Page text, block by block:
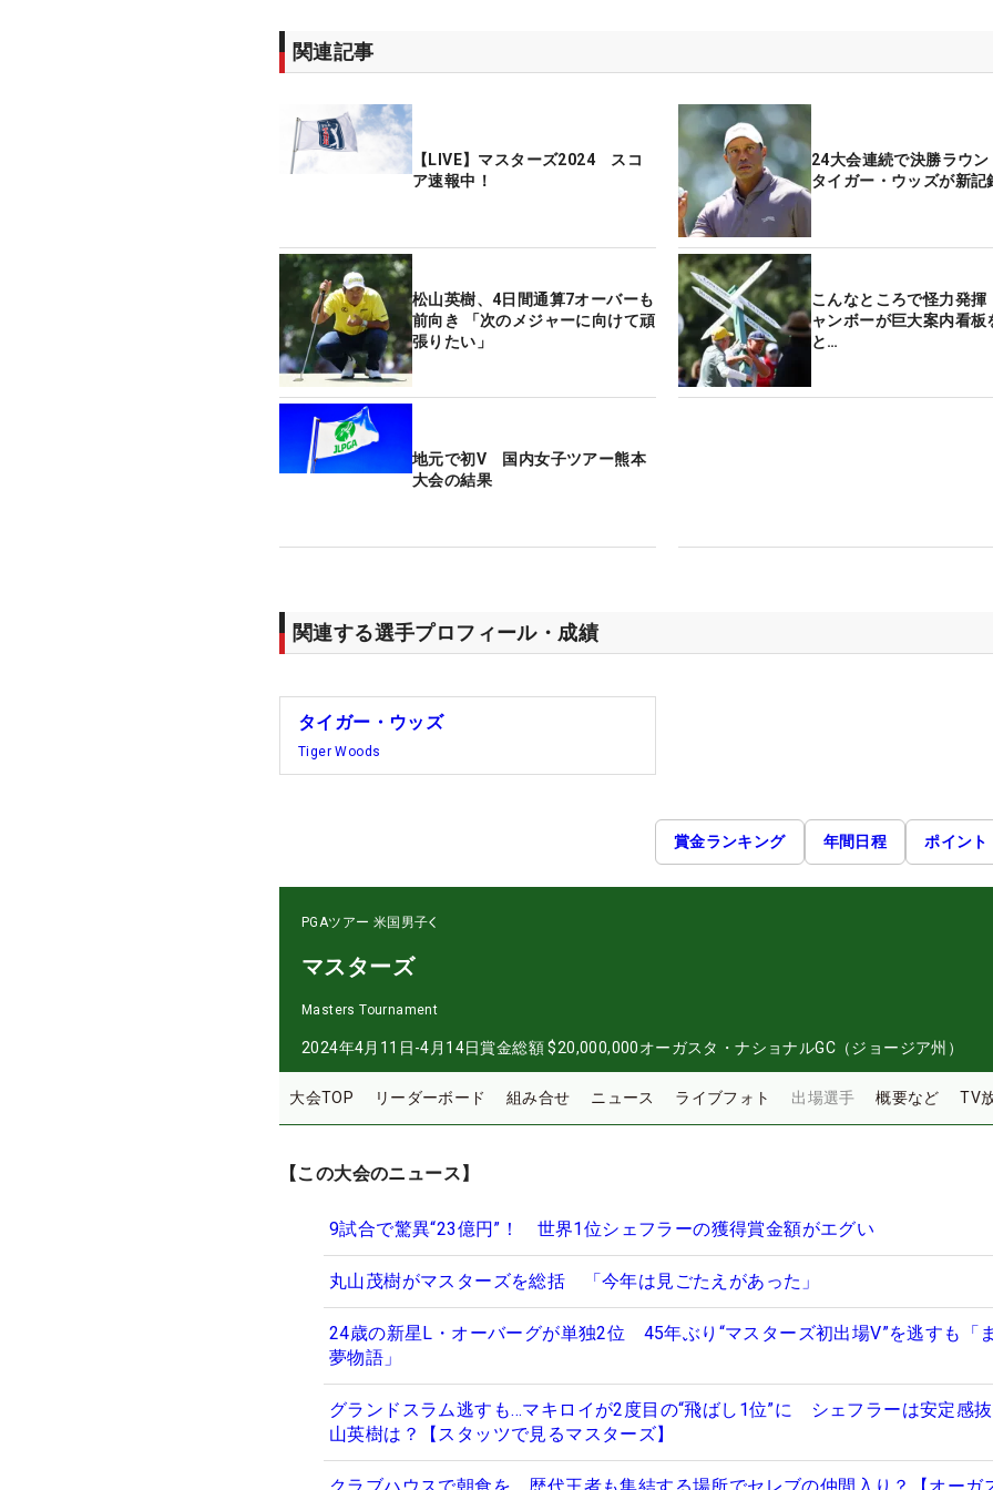
関連記事
【LIVE】マスターズ2024 スコ
ア速報中！
24大会連続で決勝ラウ
タイガー・ウッズが新記
松山英樹、4日間通算7オーバーも
前向き 「次のメジャーに向けて頑
張りたい」
こんなところで怪力発
ャンボーが巨大案内看板
と…
地元で初V 国内女子ツアー熊本
大会の結果
関連する選手プロフィール・成績
タイガー・ウッズ
Tiger Woods
賞金ランキング 年間日程 ポイント
PGAツアー 米国男子
マスターズ
Masters Tournament
2024年4月11日-4月14日賞金総額 $20,000,000オーガスタ・ナショナルGC（ジョージア州）
大会TOP リーダーボード 組み合せ ニュース ライブフォト 出場選手 概要など TV
【この大会のニュース】
9試合で驚異“23億円”！ 世界1位シェフラーの獲得賞金額がエグい
丸山茂樹がマスターズを総括 「今年は見ごたえがあった」
24歳の新星L・オーバーグが単独2位 45年ぶり“マスターズ初出場V”を逃すも「
夢物語」
グランドスラム逃すも…マキロイが2度目の“飛ばし1位”に シェフラーは安定感
山英樹は？【スタッツで見るマスターズ】